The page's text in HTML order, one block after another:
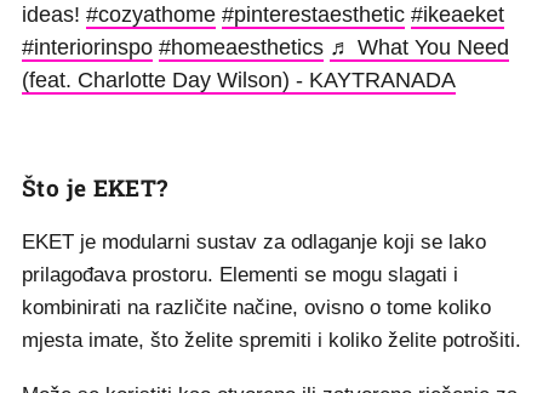
ideas! #cozyathome #pinterestaesthetic #ikeaeket
#interiorinspo #homeaesthetics ♬ What You Need
(feat. Charlotte Day Wilson) - KAYTRANADA
Što je EKET?
EKET je modularni sustav za odlaganje koji se lako
prilagođava prostoru. Elementi se mogu slagati i
kombinirati na različite načine, ovisno o tome koliko
mjesta imate, što želite spremiti i koliko želite potrošiti.